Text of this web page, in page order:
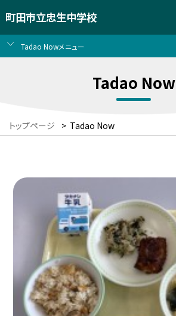
町田市立忠生中学校
Tadao Nowメニュー
Tadao Now
トップページ > Tadao Now